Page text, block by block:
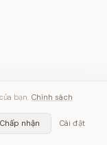
bạn. Chính sách
Chấp nhận
Cài đặt